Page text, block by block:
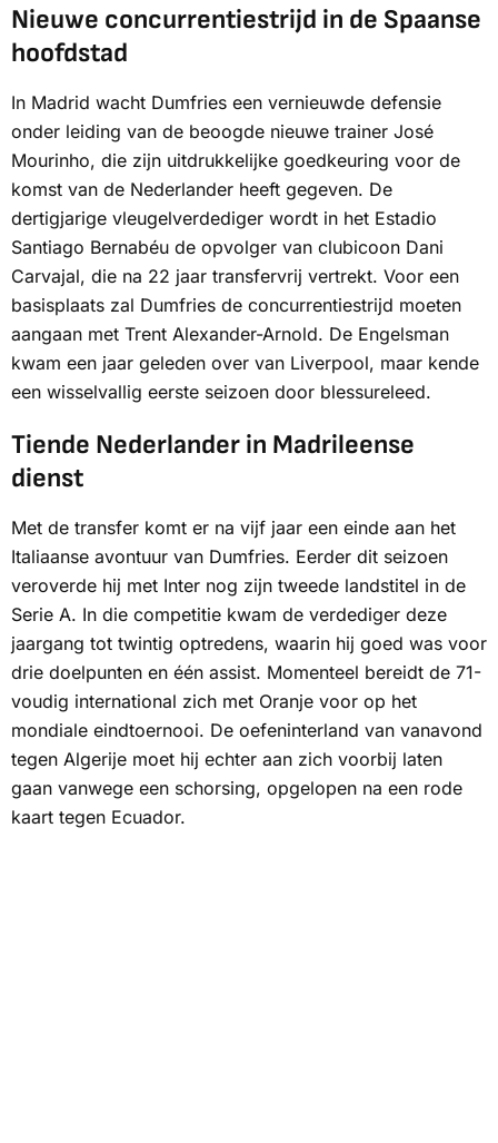
Nieuwe concurrentiestrijd in de Spaanse
hoofdstad
In Madrid wacht Dumfries een vernieuwde defensie
onder leiding van de beoogde nieuwe trainer José
Mourinho, die zijn uitdrukkelijke goedkeuring voor de
komst van de Nederlander heeft gegeven. De
dertigjarige vleugelverdediger wordt in het Estadio
Santiago Bernabéu de opvolger van clubicoon Dani
Carvajal, die na 22 jaar transfervrij vertrekt. Voor een
basisplaats zal Dumfries de concurrentiestrijd moeten
aangaan met Trent Alexander-Arnold. De Engelsman
kwam een jaar geleden over van Liverpool, maar kende
een wisselvallig eerste seizoen door blessureleed.
Tiende Nederlander in Madrileense
dienst
Met de transfer komt er na vijf jaar een einde aan het
Italiaanse avontuur van Dumfries. Eerder dit seizoen
veroverde hij met Inter nog zijn tweede landstitel in de
Serie A. In die competitie kwam de verdediger deze
jaargang tot twintig optredens, waarin hij goed was voor
drie doelpunten en één assist. Momenteel bereidt de 71-
voudig international zich met Oranje voor op het
mondiale eindtoernooi. De oefeninterland van vanavond
tegen Algerije moet hij echter aan zich voorbij laten
gaan vanwege een schorsing, opgelopen na een rode
kaart tegen Ecuador.